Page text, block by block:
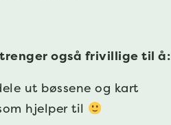
også frivillige til å:
ut bøssene og kart
hjelper til